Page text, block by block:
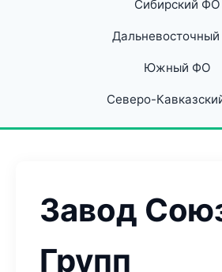
Сибирский ФО
Южный ФО
Северо-
Завод
Групп